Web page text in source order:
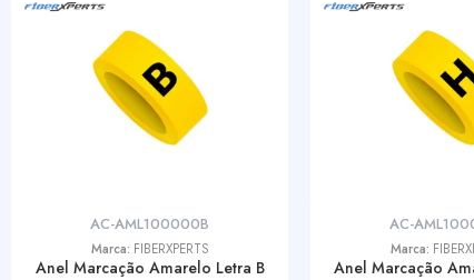
AC-AML100000B
Marca: FIBERXPERTS
Anel Marcação Amarelo Letra B
AC-
Marca:
Anel Marcação